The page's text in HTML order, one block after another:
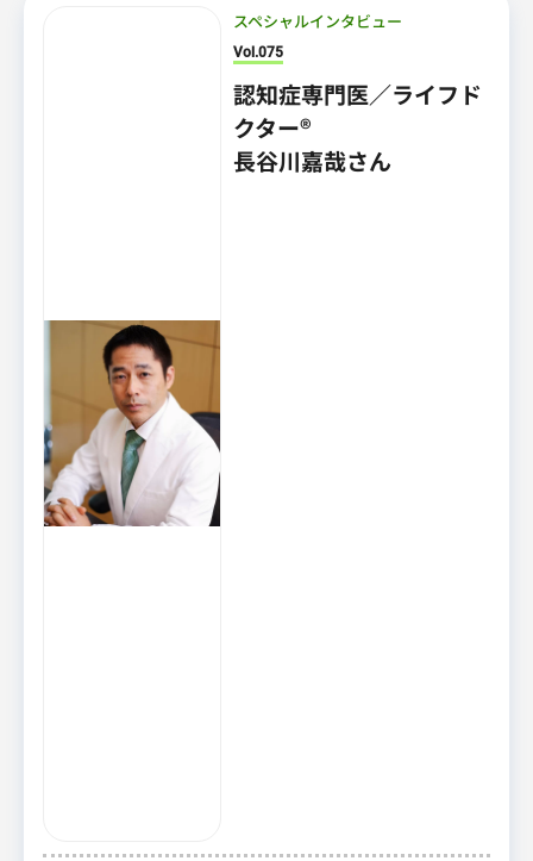
スペシャルインタビュー
Vol.075
認知症専門医／ライフド
クター®
長谷川嘉哉さん